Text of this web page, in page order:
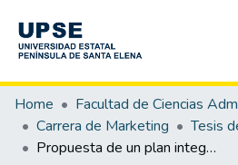
Communities & Collections
All of DSpace
Statistics
Home
Carrera de Marketing
Tesis
Propuesta de un plan integral de gestión para el mejoramiento de la producción del departamento de planillaje de Aguapen E.P., año 2015